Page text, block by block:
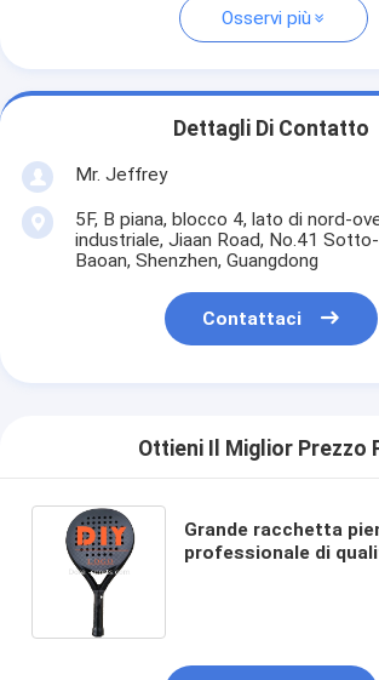
Osservi più
Dettagli Di Contatto
Mr. Jeffrey
5F, B piana, blocco 4, lato di nord-
industriale, Jiaan Road, No.41
Baoan, Shenzhen, Guangdong
Contattaci
Ottieni Il Miglior Prezzo
Grande racchetta
professionale di